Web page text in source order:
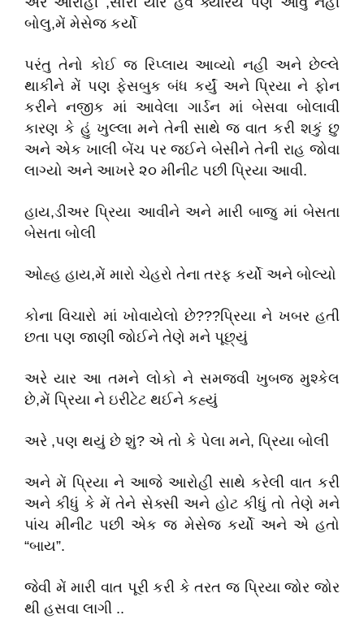
બોલુ,મેં મેસેજ કર્યો
પરંતુ તેનો કોઈ જ રિપ્લાય આવ્યો નહી અને છેલ્લે
થાકીને મેં પણ ફેસબુક બંધ કર્યું અને પ્રિયા ને ફોન
કરીને નજીક માં આવેલા ગાર્ડન માં બેસવા બોલાવી
કારણ કે હું ખુલ્લા મને તેની સાથે જ વાત કરી શકું છુ
અને એક ખાલી બેંચ પર જઈને બેસીને તેની રાહ જોવા
લાગ્યો અને આખરે ૨૦ મીનીટ પછી પ્રિયા આવી.
હાય,ડીઅર પ્રિયા આવીને અને મારી બાજુ માં બેસતા
બેસતા બોલી
ઓહ્હ હાય,મેં મારો ચેહરો તેના તરફ કર્યો અને બોલ્યો
કોના વિચારો માં ખોવાયેલો છે???પ્રિયા ને ખબર હતી
છતા પણ જાણી જોઈને તેણે મને પૂછ્યું
અરે યાર આ તમને લોકો ને સમજવી ખુબજ મુશ્કેલ
છે,મેં પ્રિયા ને ઇરીટેટ થઈને કહ્યું
અરે ,પણ થયું છે શું? એ તો કે પેલા મને, પ્રિયા બોલી
અને મેં પ્રિયા ને આજે આરોહી સાથે કરેલી વાત કરી
અને કીધું કે મેં તેને સેક્સી અને હોટ કીધું તો તેણે મને
પાંચ મીનીટ પછી એક જ મેસેજ કર્યો અને એ હતો
“બાય”.
જેવી મેં મારી વાત પૂરી કરી કે તરત જ પ્રિયા જોર જોર
થી હસવા લાગી ..